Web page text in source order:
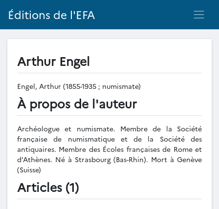
Éditions de l'EFA
Arthur Engel
Engel, Arthur (1855-1935 ; numismate)
À propos de l'auteur
Archéologue et numismate. Membre de la Société
française de numismatique et de la Société des
antiquaires. Membre des Écoles françaises de Rome et
d'Athènes. Né à Strasbourg (Bas-Rhin). Mort à Genève
(Suisse)
Articles (1)